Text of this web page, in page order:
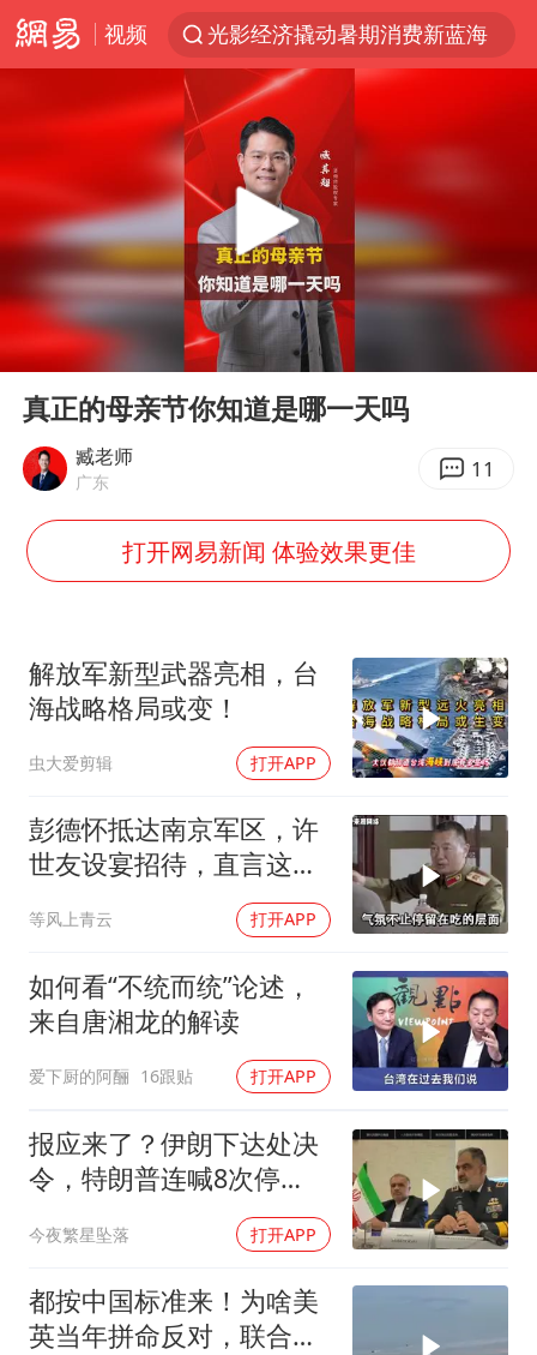
视频
光影经济撬动暑期消费新蓝海
浙江上海等地有大雨或暴雨
《欢迎来龙餐馆》口碑
情侣在平潭拍日出时坠崖致一死一伤
香港正式允许“拒绝抢救”
香港宏福苑火灾或由烟头引起
几元成本的AI广告导致千万市值蒸发
酒店回应车内过夜被收150元
白海豚将正面袭击贯穿浙江
商场现钱学森巨幅海报 负责人回应
乐享全民健身 共筑健康中国
Play
真正的母亲节你知道是哪一天吗
臧老师
广东 11
打开网易新闻 体验效果更佳
解放军新型武器亮相，台
海战略格局或变！
虫大爱剪辑 打开APP
彭德怀抵达南京军区，许
世友设宴招待，直言这是
等风上青云 打开APP
如何看“不统而统”论述，
来自唐湘龙的解读
爱下厨的阿酾 16跟贴 打开APP
报应来了？伊朗下达处决
令，特朗普连喊8次停
手，海外资产遭清算
今夜繁星坠落 打开APP
都按中国标准来！为啥美
英当年拼命反对，联合国